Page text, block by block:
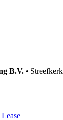
B.V. • Streefkerk